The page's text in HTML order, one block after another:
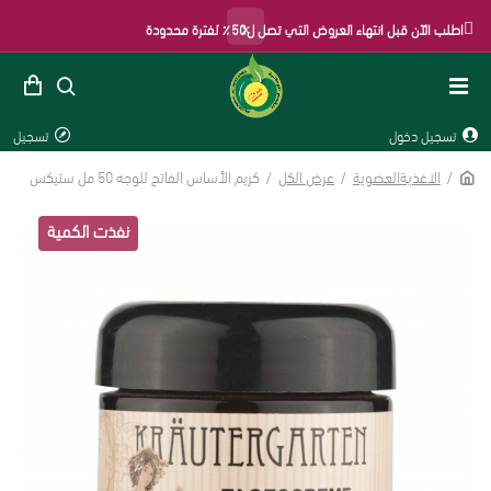
اطلب الآن قبل انتهاء العروض التي تصل ل50٪ لفترة محدودة ×
تسجيل دخول تسجيل
الاغذيةالعضوية عرض الكل كريم الأساس الفاتح للوجه 50 مل ستيكس